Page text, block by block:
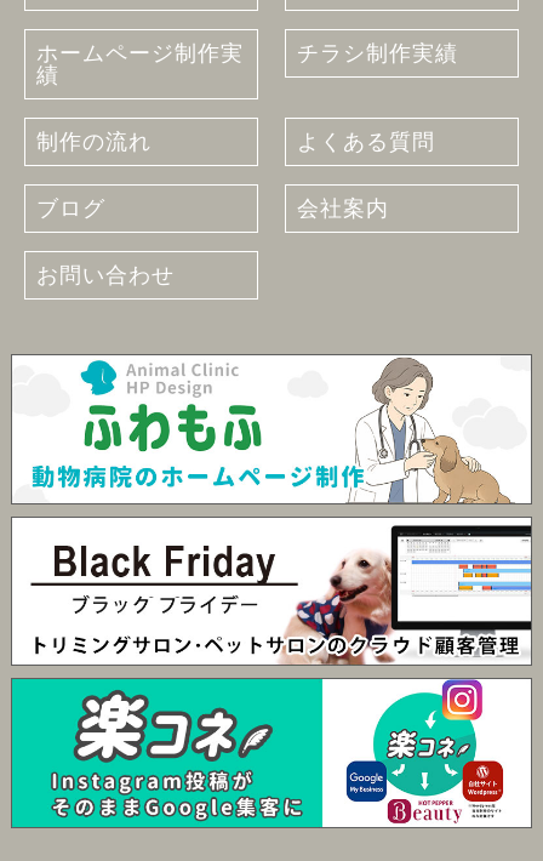
ホームページ制作実
績
チラシ制作実績
制作の流れ よくある質問
ブログ 会社案内
お問い合わせ